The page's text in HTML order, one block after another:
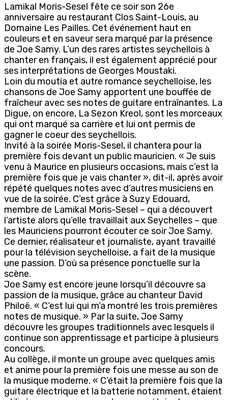
Lamikal Moris-Sesel fête ce soir son 26e
anniversaire au restaurant Clos Saint-Louis, au
Domaine Les Pailles. Cet événement haut en
couleurs et en saveur sera marqué par la présence
de Joe Samy. L’un des rares artistes seychellois à
chanter en français, il est également apprécié pour
ses interprétations de Georges Moustaki.
Loin du moutia et autre romance seychelloise, les
chansons de Joe Samy apportent une bouffée de
fraîcheur avec ses notes de guitare entraînantes. La
Digue, on encore, La Sezon Kreol, sont les morceaux
qui ont marqué sa carrière et lui ont permis de
gagner le coeur des seychellois.
Invité à la soirée Moris-Sesel, il chantera pour la
première fois devant un public mauricien. « Je suis
venu à Maurice en plusieurs occasions, mais c’est la
première fois que je vais chanter », dit-il, après avoir
répété quelques notes avec d’autres musiciens en
vue de la soirée. C’est grâce à Suzy Edouard,
membre de Lamikal Moris-Sesel – qui a découvert
l’artiste alors qu’elle travaillait aux Seychelles – que
les Mauriciens pourront écouter ce soir Joe Samy.
Ce dernier, réalisateur et journaliste, ayant travaillé
pour la télévision seychelloise, a fait de la musique
une passion. D’où sa présence ponctuelle sur la
scène.
Joe Samy est encore jeune lorsqu’il découvre sa
passion de la musique, grâce au chanteur David
Philoë. « C’est lui qui m’a montré les trois premières
notes de musique. » Par la suite, Joe Samy
découvre les groupes traditionnels avec lesquels il
continue son apprentissage et participe à plusieurs
concours.
Au collège, il monte un groupe avec quelques amis
et anime pour la première fois une messe au son de
la musique moderne. « C’était la première fois que la
guitare électrique et la batterie notamment, étaient